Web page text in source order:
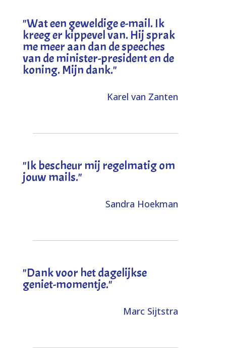
"Wat een geweldige e-mail. Ik
kreeg er kippevel van. Hij sprak
me meer aan dan de speeches
van de minister-president en de
koning. Mijn dank."
Karel van Zanten
"Ik bescheur mij regelmatig om
jouw mails."
Sandra Hoekman
"Dank voor het dagelijkse
geniet-momentje."
Marc Sijtstra